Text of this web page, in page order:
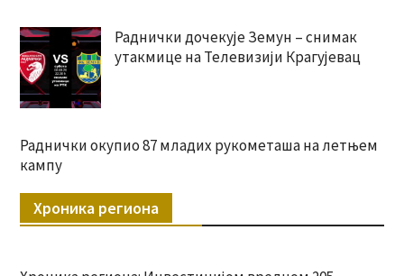
Раднички дочекује Земун – снимак
утакмице на Телевизији Крагујевац
Раднички окупио 87 младих рукометаша на летњем
кампу
Хроника региона